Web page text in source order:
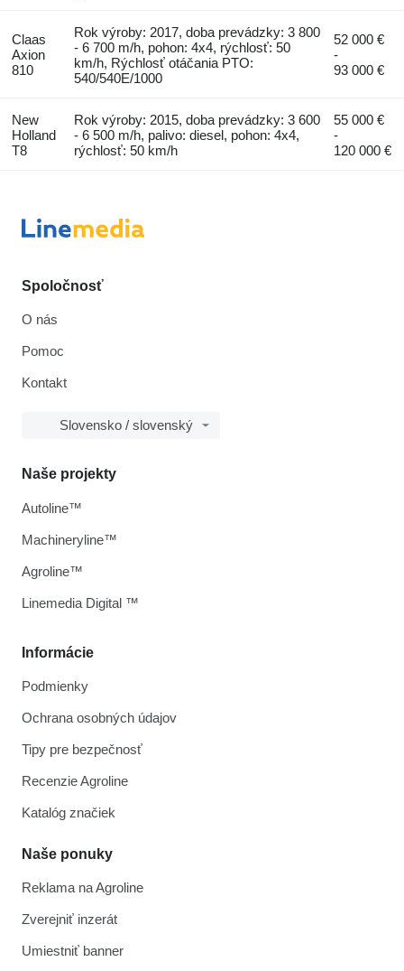
Claas
Axion
810
Rok výroby: 2017, doba prevádzky: 3 800
- 6 700 m/h, pohon: 4x4, rýchlosť: 50
km/h, Rýchlosť otáčania PTO:
540/540E/1000
52 000 €
-
93 000 €
New
Holland
T8
Rok výroby: 2015, doba prevádzky: 3 600
- 6 500 m/h, palivo: diesel, pohon: 4x4,
rýchlosť: 50 km/h
55 000 €
-
120 000 €
Spoločnosť
O nás
Pomoc
Kontakt
Slovensko / slovenský
Informácie
Podmienky
Ochrana osobných údajov
Tipy pre bezpečnosť
Recenzie Agroline
Katalóg značiek
Naše ponuky
Reklama na Agroline
Zverejniť inzerát
Umiestniť banner
Naše projekty
Autoline™
Machineryline™
Agroline™
Linemedia Digital ™